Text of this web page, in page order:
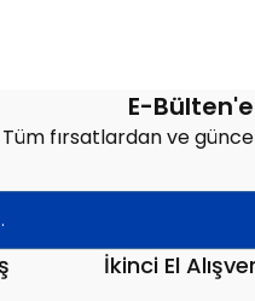
E-
Tüm fırsatlardan ve
İkinci El